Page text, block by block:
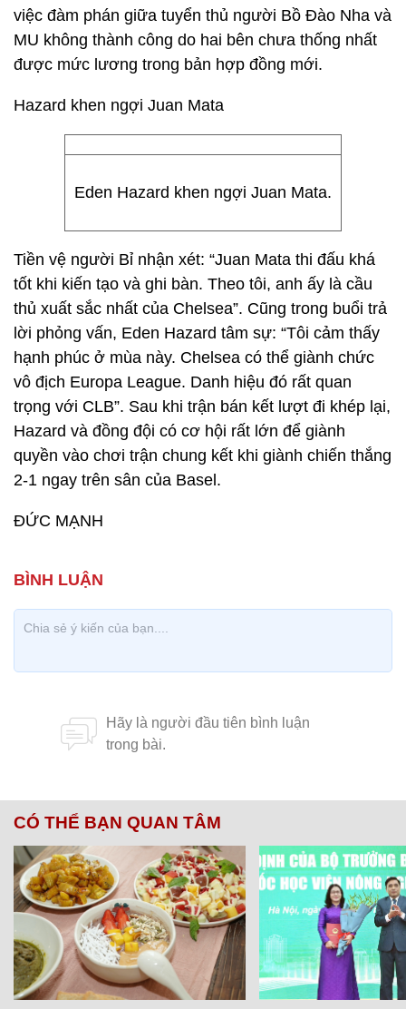
việc đàm phán giữa tuyển thủ người Bồ Đào Nha và
MU không thành công do hai bên chưa thống nhất
được mức lương trong bản hợp đồng mới.
Hazard khen ngợi Juan Mata
Eden Hazard khen ngợi Juan Mata.
Tiền vệ người Bỉ nhận xét: “Juan Mata thi đấu khá
tốt khi kiến tạo và ghi bàn. Theo tôi, anh ấy là cầu
thủ xuất sắc nhất của Chelsea”. Cũng trong buổi trả
lời phỏng vấn, Eden Hazard tâm sự: “Tôi cảm thấy
hạnh phúc ở mùa này. Chelsea có thể giành chức
vô địch Europa League. Danh hiệu đó rất quan
trọng với CLB”. Sau khi trận bán kết lượt đi khép lại,
Hazard và đồng đội có cơ hội rất lớn để giành
quyền vào chơi trận chung kết khi giành chiến thắng
2-1 ngay trên sân của Basel.
ĐỨC MẠNH
CÓ THỂ BẠN QUAN TÂM